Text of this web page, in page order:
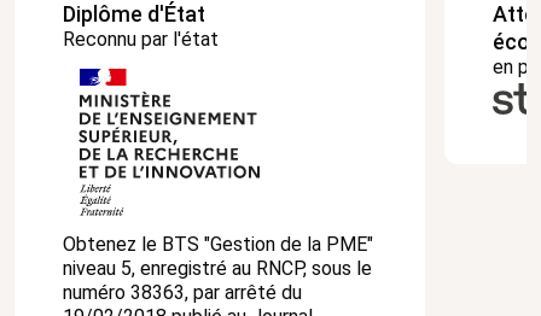
Diplôme d'État
Reconnu par l'état
Obtenez le BTS "Gestion de la PME"
niveau 5, enregistré au RNCP, sous le
numéro 38363, par arrêté du
en